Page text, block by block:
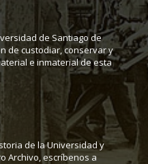
de Santiago de
de custodiar, conservar y
e inmaterial de esta
de la Universidad y
Archivo, escríbenos a